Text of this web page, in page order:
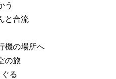
う
と合流
機の場所へ
の旅
る